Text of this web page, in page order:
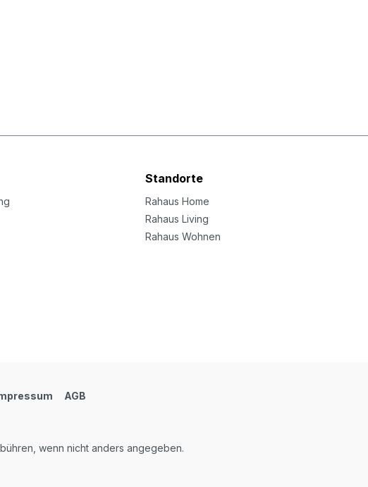
Standorte
Rahaus Home
Rahaus Living
Rahaus Wohnen
AGB
wenn nicht anders angegeben.